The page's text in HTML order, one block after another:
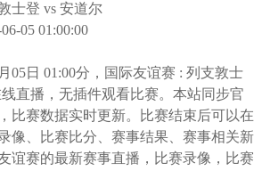
士登 vs 安道尔
05 01:00:00
05日 01:00分，国际友谊赛 : 列支敦士
直播，无插件观看比赛。本站同步官
比赛数据实时更新。比赛结束后可以在
像、比赛比分、赛事结果、赛事相关新
谊赛的最新赛事直播，比赛录像，比赛